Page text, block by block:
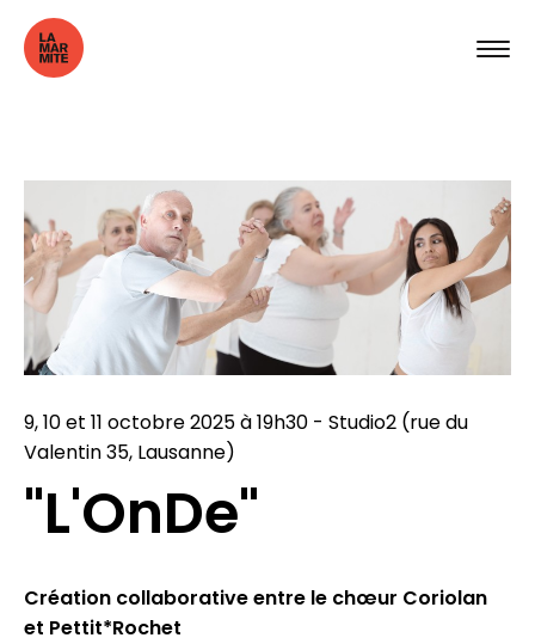
9, 10 et 11 octobre 2025 à 19h30 - Studio2 (rue du
Valentin 35, Lausanne)
"L'OnDe"
Création collaborative entre le chœur Coriolan
et Pettit*Rochet